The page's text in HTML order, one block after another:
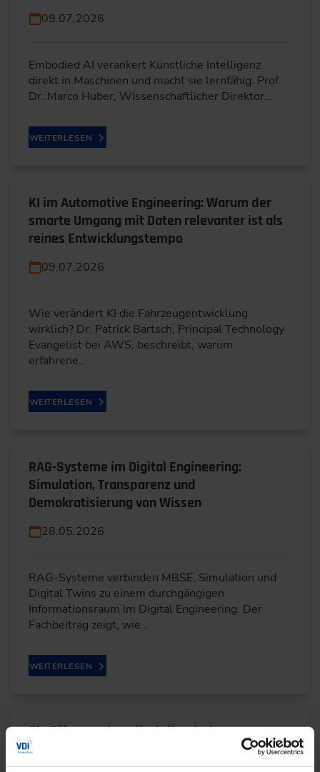
09.07.2026
Embodied AI verankert Künstliche Intelligenz
direkt in Maschinen und macht sie lernfähig. Prof.
Dr. Marco Huber, Wissenschaftlicher Direktor…
WEITERLESEN
KI im Automotive Engineering: Warum der
smarte Umgang mit Daten relevanter ist als
reines Entwicklungstempo
09.07.2026
Wie verändert KI die Fahrzeugentwicklung
wirklich? Dr. Patrick Bartsch, Principal Technology
Evangelist bei AWS, beschreibt, warum
erfahrene…
WEITERLESEN
RAG-Systeme im Digital Engineering:
Simulation, Transparenz und
Demokratisierung von Wissen
28.05.2026
RAG-Systeme verbinden MBSE, Simulation und
Digital Twins zu einem durchgängigen
Informationsraum im Digital Engineering. Der
Fachbeitrag zeigt, wie…
WEITERLESEN
Die Führung ohne disziplinarische
Weisungsbefugnis